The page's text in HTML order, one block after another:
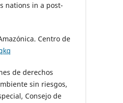
nations in a post-
Centro de
de derechos
sin riesgos,
Consejo de